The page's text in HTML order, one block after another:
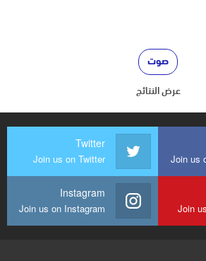
عرض النتائج
Join us
Twitter
Join us on Twitter
Join
Instagram
Join us on Instagram